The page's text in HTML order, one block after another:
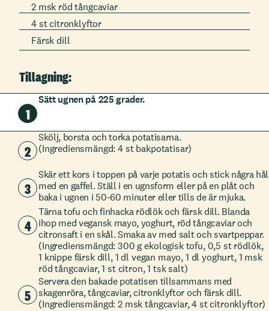
2 msk röd tångcaviar
4 st citronklyftor
Färsk dill
Tillagning:
1
Sätt ugnen på 225 grader.
2
Skölj, borsta och torka potatisarna.
(Ingrediensmängd: 4 st bakpotatisar)
3
Skär ett kors i toppen på varje potatis och stick några hål
med en gaffel. Ställ i en ugnsform eller på en plåt och
baka i ugnen i 50-60 minuter eller tills de är mjuka.
4
Tärna tofu och finhacka rödlök och färsk dill. Blanda
ihop med vegansk mayo, yoghurt, röd tångcaviar och
citronsaft i en skål. Smaka av med salt och svartpeppar.
(Ingrediensmängd: 300 g ekologisk tofu, 0,5 st rödlök,
1 knippe färsk dill, 1 dl vegan mayo, 1 dl yoghurt, 1 msk
röd tångcaviar, 1 st citron, 1 tsk salt)
5
Servera den bakade potatisen tillsammans med
skagenröra, tångcaviar, citronklyftor och färsk dill.
(Ingrediensmängd: 2 msk tångcaviar, 4 st citronklyftor)